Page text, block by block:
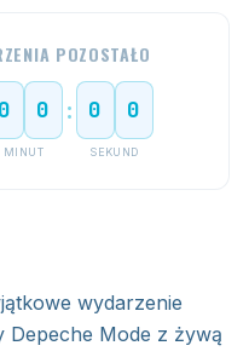
POZOSTAŁO
0 0
MINUT
: 0 0
SEKUND
wydarzenie
Depeche Mode z żywą